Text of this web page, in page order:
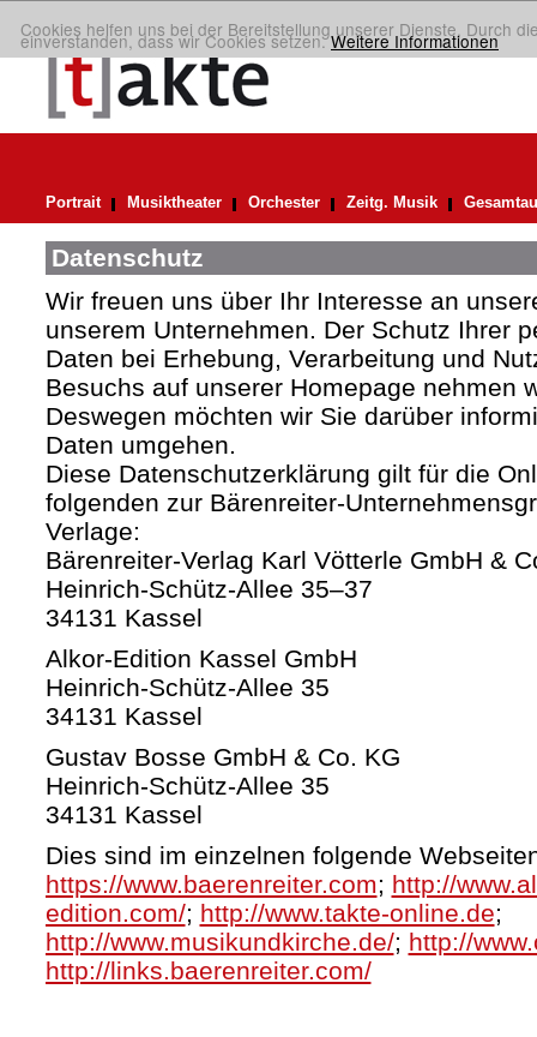
Cookies helfen uns bei der Bereitstellung unserer Dienste. Durch
einverstanden, dass wir Cookies setzen.Weitere Informationen
Portrait Musiktheater Orchester Zeitg. Musik
Datenschutz
Wir freuen uns über Ihr Interesse an
unserem Unternehmen. Der Schutz Ihrer
Daten bei Erhebung, Verarbeitung und
Besuchs auf unserer Homepage nehmen
Deswegen möchten wir Sie darüber
Daten umgehen.
Diese Datenschutzerklärung gilt für die
folgenden zur Bärenreiter-
Verlage:
Bärenreiter-Verlag Karl Vötterle GmbH &
Heinrich-Schütz-Allee 35–37
34131 Kassel
Alkor-Edition Kassel GmbH
Heinrich-Schütz-Allee 35
34131 Kassel
Gustav Bosse GmbH & Co. KG
Heinrich-Schütz-Allee 35
34131 Kassel
Dies sind im einzelnen folgende
https://www.baerenreiter.com; http://
edition.com/; http://www.takte-online.de;
http://www.musikundkirche.de/; http://
http://links.baerenreiter.com/